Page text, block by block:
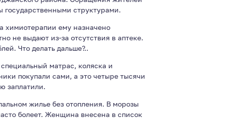
структурами.
химиотерапии ему назначено
не выдают из-за отсутствия в аптеке.
Что делать дальше?..
матрас, коляска и
покупали сами, а это четыре тысячи
заплатили.
жилье без отопления. В морозы
болеет. Женщина внесена в список